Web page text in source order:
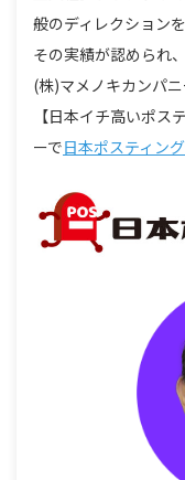
般のディレクション
その実績が認められ
(株)マメノキカンパ
【日本イチ高いポス
ーで日本ポスティン